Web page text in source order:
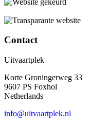
Contact
Uitvaartplek
Korte Groningerweg 33
9607 PS Foxhol
Netherlands
info@uitvaartplek.nl